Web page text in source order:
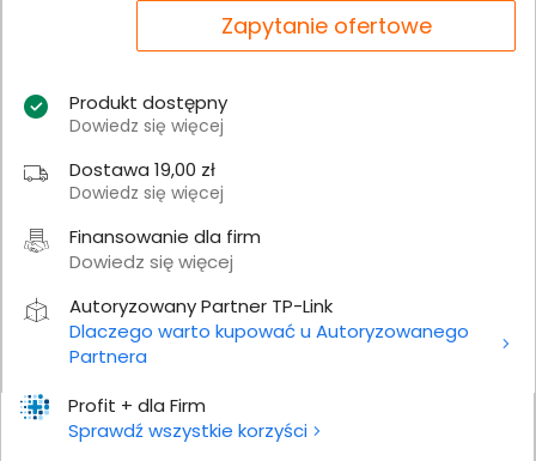
Profit + dla Firm
Sprawdź wszystkie korzyści
Zapytanie ofertowe
Produkt dostępny
Dowiedz się więcej
Dostawa 19,00 zł
Dowiedz się więcej
Finansowanie dla firm
Dowiedz się więcej
Autoryzowany Partner TP-Link
Dlaczego warto kupować u Autoryzowanego
Partnera